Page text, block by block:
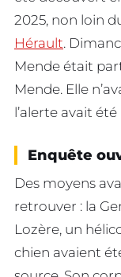
2025, non loin
Hérault.
Mende était
Mende. Elle
l’alerte avait
Enquête
Des moyens
retrouver : la
Lozère, un
chien avaient